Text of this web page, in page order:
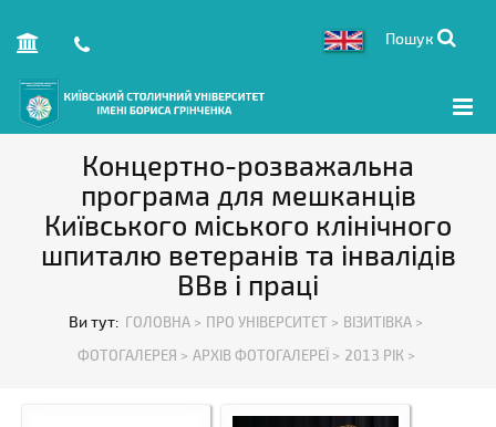
Пошук
Концертно-розважальна
програма для мешканців
Київського міського клінічного
шпиталю ветеранів та інвалідів
ВВв і праці
Ви тут: ГОЛОВНА > ПРО УНІВЕРСИТЕТ > ВІЗИТІВКА >
ФОТОГАЛЕРЕЯ > АРХІВ ФОТОГАЛЕРЕЇ > 2013 РІК >